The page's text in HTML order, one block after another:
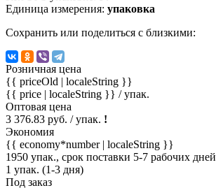
Единица измерения: упаковка
Сохранить или поделиться с близкими:
Розничная цена
{{ priceOld | localeString }}
{{ price | localeString }} / упак.
Оптовая цена
3 376.83 руб. / упак. !
Экономия
{{ economy*number | localeString }}
1950 упак., срок поставки 5-7 рабочих дней
1 упак. (1-3 дня)
Под заказ